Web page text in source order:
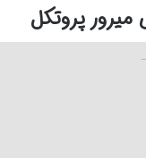
پروتکل